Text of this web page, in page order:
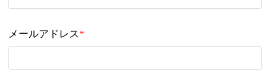
メールアドレス*